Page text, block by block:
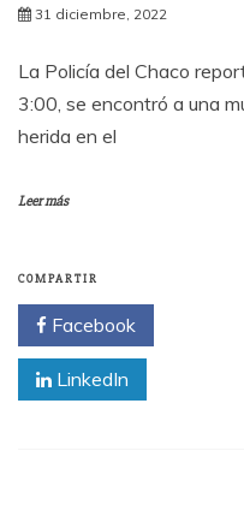
31 diciembre, 2022
La Policía del Chaco
3:00, se encontró a una
herida en el
Leer más
COMPARTIR
Facebook
LinkedIn